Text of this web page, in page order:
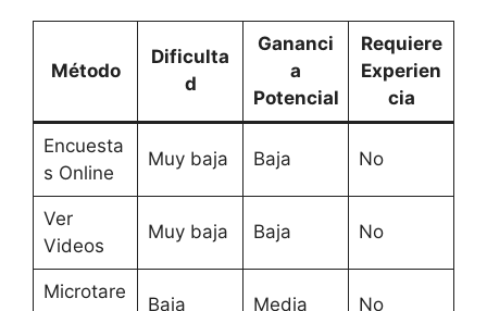
Método
Dificulta
d
Gananci
a
Potencial
Requiere
Experien
cia
Encuesta
s Online
Muy baja Baja No
Ver
Videos
Muy baja Baja No
Microtare
Baja Media No